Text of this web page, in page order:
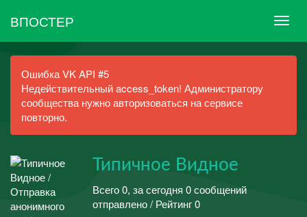
ВПОСТЕР
Ошибка VK API #5
Недействительный access_token! Администратору
сообщества нужно авторизоваться на сервисе
повторно.
Типичное Видное
Всего 0, за сегодня 0 сообщений
отправлено / Рейтинг 0